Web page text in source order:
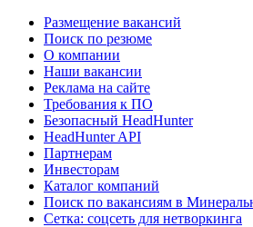
Размещение вакансий
Поиск по резюме
О компании
Наши вакансии
Реклама на сайте
Требования к ПО
Безопасный HeadHunter
HeadHunter API
Партнерам
Инвесторам
Каталог компаний
Поиск по вакансиям в
Сетка: соцсеть для нетворкинга